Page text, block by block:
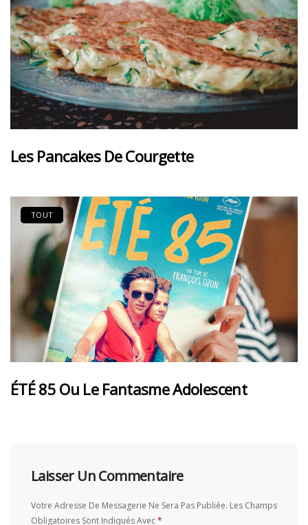
Les Pancakes De Courgette
TOUT
ÉTÉ 85 Ou Le Fantasme Adolescent
Laisser Un Commentaire
Votre Adresse De Messagerie Ne Sera Pas Publiée. Les Champs
Obligatoires Sont Indiqués Avec*